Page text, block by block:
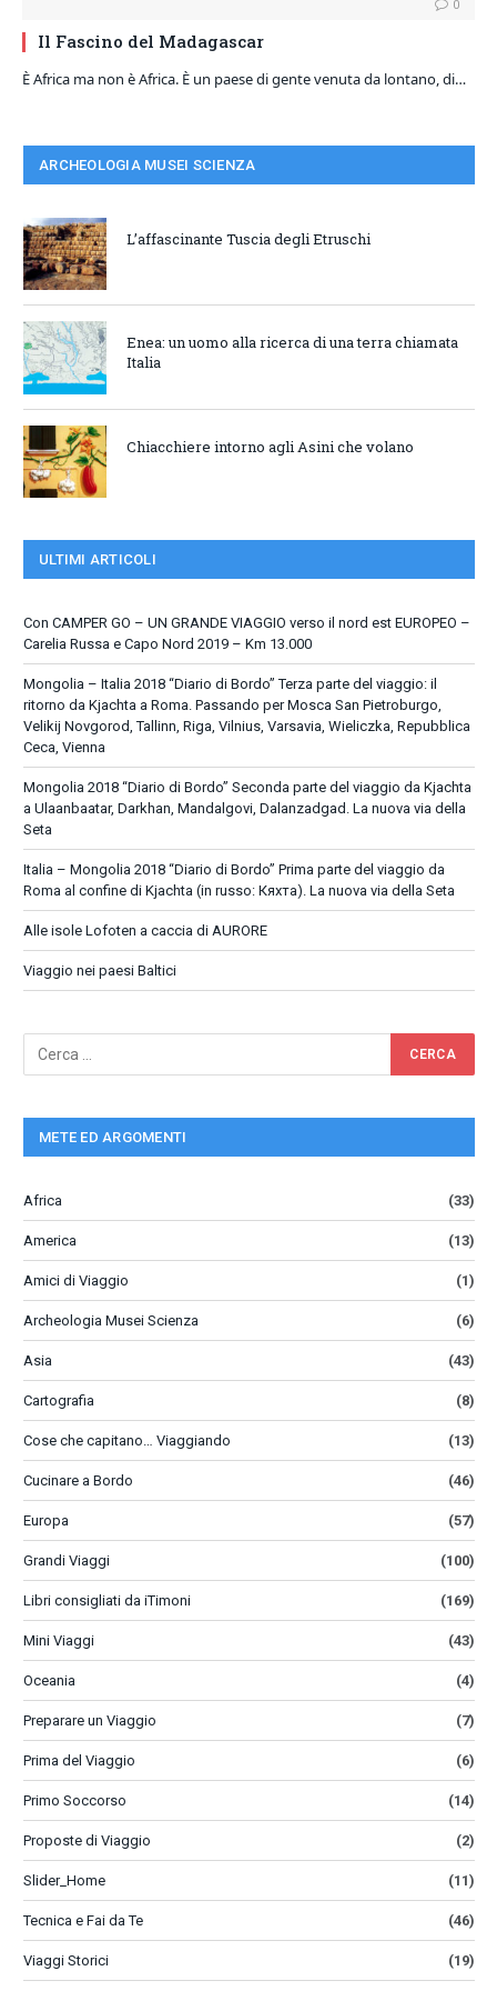
0
Il Fascino del Madagascar
È Africa ma non è Africa. È un paese di gente venuta da lontano, di…
ARCHEOLOGIA MUSEI SCIENZA
L’affascinante Tuscia degli Etruschi
Enea: un uomo alla ricerca di una terra chiamata
Italia
Chiacchiere intorno agli Asini che volano
ULTIMI ARTICOLI
Con CAMPER GO – UN GRANDE VIAGGIO verso il nord est EUROPEO –
Carelia Russa e Capo Nord 2019 – Km 13.000
Mongolia – Italia 2018 “Diario di Bordo” Terza parte del viaggio: il
ritorno da Kjachta a Roma. Passando per Mosca San Pietroburgo,
Velikij Novgorod, Tallinn, Riga, Vilnius, Varsavia, Wieliczka, Repubblica
Ceca, Vienna
Mongolia 2018 “Diario di Bordo” Seconda parte del viaggio da Kjachta
a Ulaanbaatar, Darkhan, Mandalgovi, Dalanzadgad. La nuova via della
Seta
Italia – Mongolia 2018 “Diario di Bordo” Prima parte del viaggio da
Roma al confine di Kjachta (in russo: Кяхта). La nuova via della Seta
Alle isole Lofoten a caccia di AURORE
Viaggio nei paesi Baltici
METE ED ARGOMENTI
Africa (33)
America (13)
Amici di Viaggio (1)
Archeologia Musei Scienza (6)
Asia (43)
Cartografia (8)
Cose che capitano… Viaggiando (13)
Cucinare a Bordo (46)
Europa (57)
Grandi Viaggi (100)
Libri consigliati da iTimoni (169)
Mini Viaggi (43)
Oceania (4)
Preparare un Viaggio (7)
Prima del Viaggio (6)
Primo Soccorso (14)
Proposte di Viaggio (2)
Slider_Home (11)
Tecnica e Fai da Te (46)
Viaggi Storici (19)